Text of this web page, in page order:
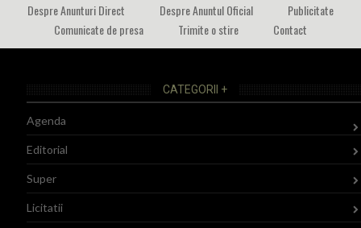
Despre Anunturi Direct
Despre Anuntul Oficial
Publicitate
Comunicate de presa
Trimite o stire Contact
CATEGORII +
Agenda
Editorial
Super
Licitatii